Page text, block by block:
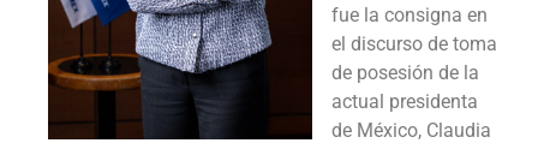
fue la consigna en
el discurso de toma
de posesión de la
actual presidenta
de México, Claudia